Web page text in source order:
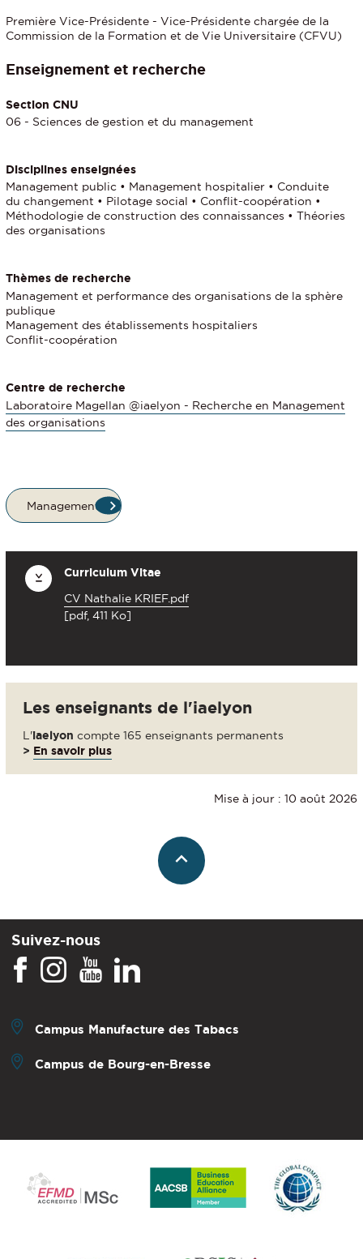
Première Vice-Présidente - Vice-Présidente chargée de la
Commission de la Formation et de Vie Universitaire (CFVU)
Enseignement et recherche
Section CNU
06 - Sciences de gestion et du management
Disciplines enseignées
Management public • Management hospitalier • Conduite
du changement • Pilotage social • Conflit-coopération •
Méthodologie de construction des connaissances • Théories
des organisations
Thèmes de recherche
Management et performance des organisations de la sphère
publique
Management des établissements hospitaliers
Conflit-coopération
Centre de recherche
Laboratoire Magellan @iaelyon - Recherche en Management
des organisations
Management
Curriculum Vitae
CV Nathalie KRIEF.pdf
[pdf, 411 Ko]
Les enseignants de l'iaelyon
L'iaelyon compte 165 enseignants permanents
> En savoir plus
Mise à jour : 10 août 2026
Suivez-nous
Campus Manufacture des Tabacs
Campus de Bourg-en-Bresse